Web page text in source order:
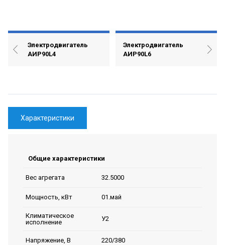
Электродвигатель
АИР90L4
Электродвигатель
АИР90L6
Характеристики
Общие характеристики
Вес агрегата 32.5000
Мощность, кВт 01.май
Климатическое
исполнение
У2
Напряжение, В 220/380